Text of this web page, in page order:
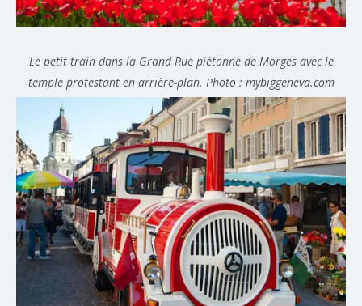
Le petit train dans la Grand Rue piétonne de Morges avec le
temple protestant en arrière-plan. Photo : mybiggeneva.com